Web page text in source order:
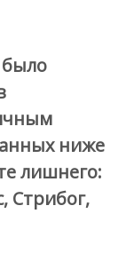
было
ниже
лишнего:
Стрибог,